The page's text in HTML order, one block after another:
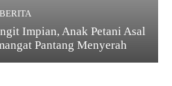
BERITA
Impian, Anak Petani Asal
Pantang Menyerah